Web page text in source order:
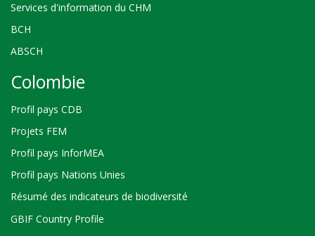
Services d'information du CHM
BCH
ABSCH
Colombie
Profil pays CDB
Projets FEM
Profil pays InforMEA
Profil pays Nations Unies
Résumé des indicateurs de biodiversité
GBIF Country Profile